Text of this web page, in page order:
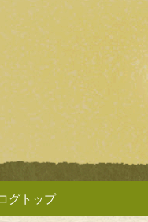
浜
ブロ
ち帰り寿司「
グトップ